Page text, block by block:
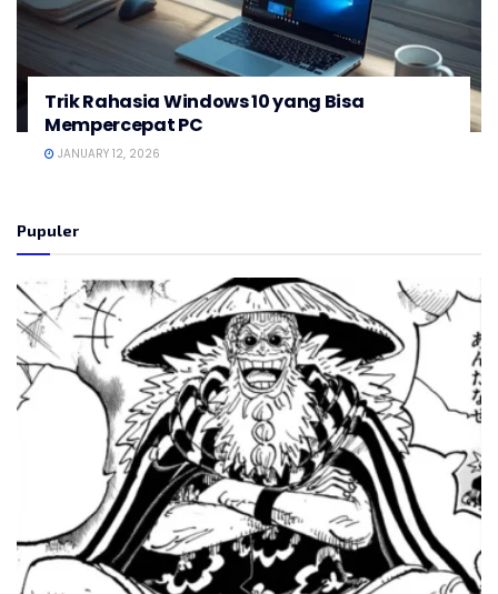
Trik Rahasia Windows 10 yang Bisa
Mempercepat PC
JANUARY 12, 2026
Pupuler